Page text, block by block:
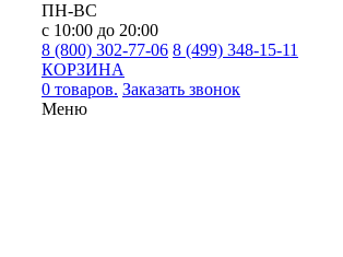
ПН-ВС
с 10:00 до 20:00
8 (800) 302-77-06 8 (499) 348-15-11
КОРЗИНА
0 товаров. Заказать звонок
Меню